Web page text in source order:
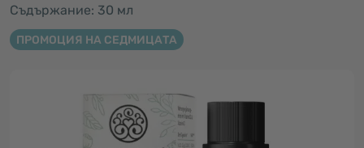
Съдържание: 30 мл
ПРОМОЦИЯ НА СЕДМИЦАТА